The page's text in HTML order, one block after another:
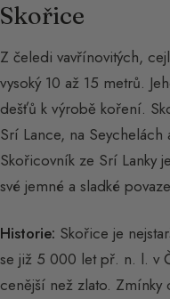
Skořice
Z čeledi vavřínovitých,
vysoký 10 až 15 metrů.
dešťů k výrobě koření.
Srí Lance, na Seychelách
Skořicovník ze Srí Lanky
své jemné a sladké
Historie: Skořice je
se již 5 000 let př. n. l. v
cenější než zlato. Zmínky